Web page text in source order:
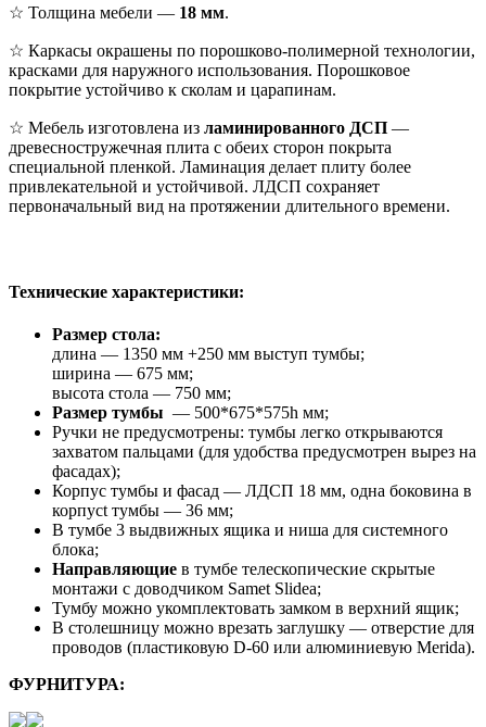
☆ Толщина мебели — 18 мм.
☆ Каркасы окрашены по порошково-полимерной технологии,
красками для наружного использования. Порошковое
покрытие устойчиво к сколам и царапинам.
☆ Мебель изготовлена из ламинированного ДСП —
древесностружечная плита с обеих сторон покрыта
специальной пленкой. Ламинация делает плиту более
привлекательной и устойчивой. ЛДСП сохраняет
первоначальный вид на протяжении длительного времени.
Технические характеристики:
Размер стола:
длина — 1350 мм +250 мм выступ тумбы;
ширина — 675 мм;
высота стола — 750 мм;
Размер тумбы — 500*675*575h мм;
Ручки не предусмотрены: тумбы легко открываются
захватом пальцами (для удобства предусмотрен вырез на
фасадах);
Корпус тумбы и фасад — ЛДСП 18 мм, одна боковина в
корпусt тумбы — 36 мм;
В тумбе 3 выдвижных ящика и ниша для системного
блока;
Направляющие в тумбе телескопические скрытые
монтажи с доводчиком Samet Slidea;
Тумбу можно укомплектовать замком в верхний ящик;
В столешницу можно врезать заглушку — отверстие для
проводов (пластиковую D-60 или алюминиевую Merida).
ФУРНИТУРА: